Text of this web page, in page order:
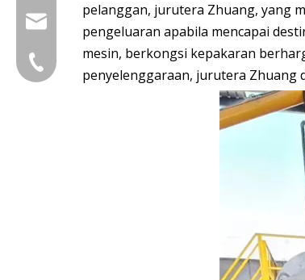
pelanggan, jurutera Zhuang, yang
pengeluaran apabila mencapai
mesin, berkongsi kepakaran
penyelenggaraan, jurutera Zhuang
group@qunfeng.com
+86-595 22356782